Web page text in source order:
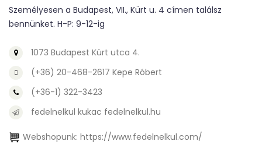
Személyesen a Budapest, VII., Kürt u. 4 címen találsz
bennünket. H-P: 9-12-ig
1073 Budapest Kürt utca 4.
(+36) 20-468-2617 Kepe Róbert
(+36-1) 322-3423
fedelnelkul kukac fedelnelkul.hu
Webshopunk: https://www.fedelnelkul.com/